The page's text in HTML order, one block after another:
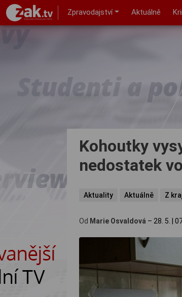
Zpravodajství Aktuálně
Kohoutky
nedostatek
Aktuality Aktuálně Z
Od Marie Osvaldová – 28. 5.